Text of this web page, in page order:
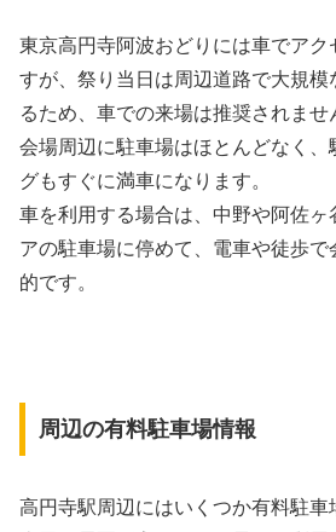
東京高円寺阿波おどりには車でア
すが、祭り当日は周辺道路で大規
るため、車での来場は推奨されませ
会場周辺に駐車場はほとんどなく、
グもすぐに満車になります。
車を利用する場合は、中野や阿佐ヶ
アの駐車場に停めて、電車や徒歩
的です。
周辺の有料駐車場情報
高円寺駅周辺にはいくつか有料駐車